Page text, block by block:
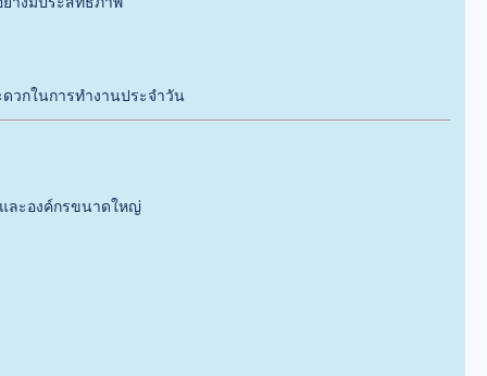
วกในการทำงานประจำวัน
ละองค์กรขนาดใหญ่